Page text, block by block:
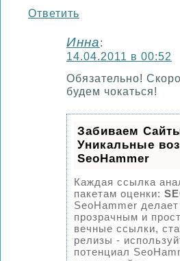
Ответить
Инна:
14.04.2011 в 00:52
Обязательно!
будем чокаться!
Забиваем
Уникальные
SeoHammer
Каждая ссылка
пакетам оценки:
SeoHammer
прозрачным и
вечные ссылки,
релизы -
потенциал